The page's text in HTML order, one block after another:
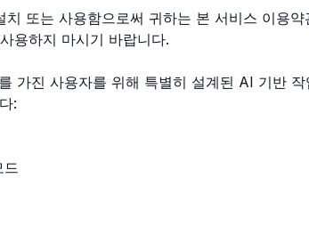
또는 사용함으로써 귀하는 본 서비스 이용
용하지 마시기 바랍니다.
가진 사용자를 위해 특별히 설계된 AI 기반
:
드